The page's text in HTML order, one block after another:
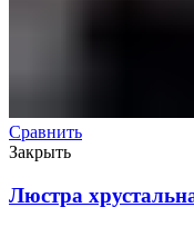
Сравнить
Закрыть
Люстра